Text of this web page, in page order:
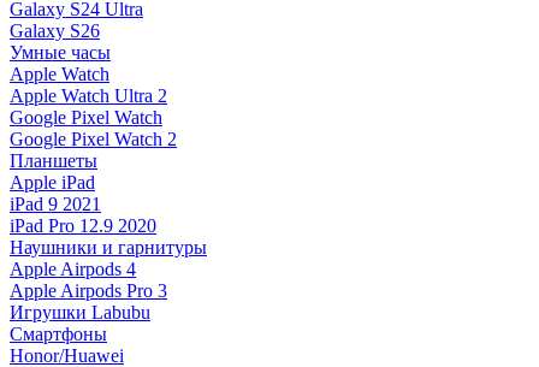
Galaxy S24 Ultra
Galaxy S26
Умные часы
Apple Watch
Apple Watch Ultra 2
Google Pixel Watch
Google Pixel Watch 2
Планшеты
Apple iPad
iPad 9 2021
iPad Pro 12.9 2020
Наушники и гарнитуры
Apple Airpods 4
Apple Airpods Pro 3
Игрушки Labubu
Смартфоны
Honor/Huawei